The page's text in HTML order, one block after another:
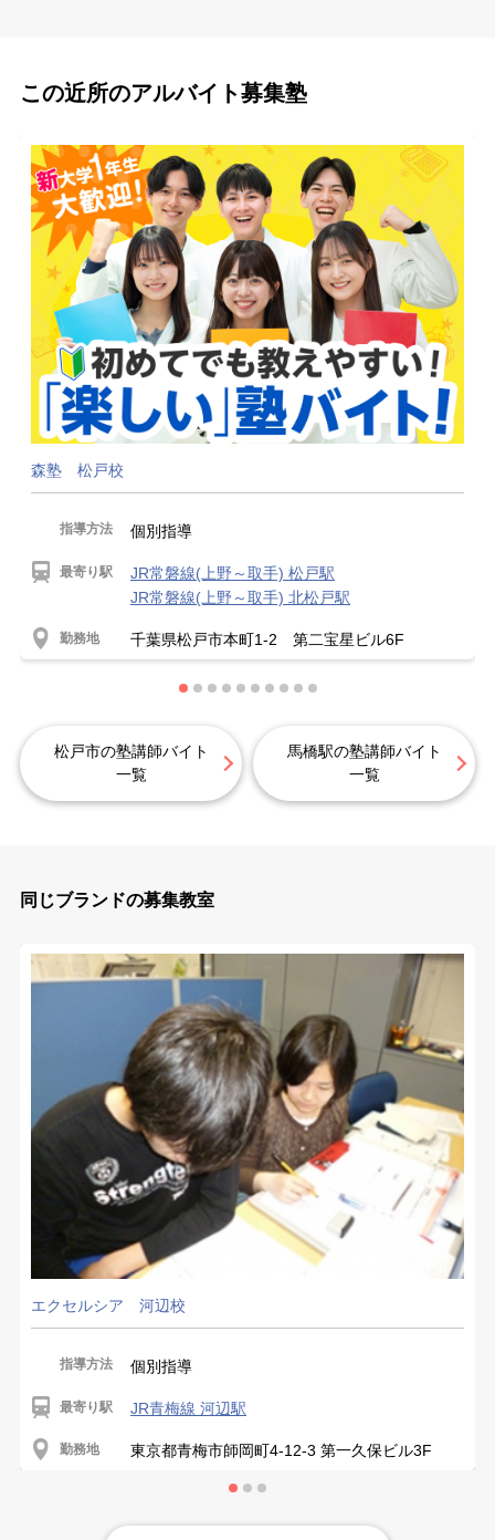
この近所のアルバイト募集塾
森塾 松戸校
指導方法 個別指導
最寄り駅
JR常磐線(上野～取手) 松戸駅
JR常磐線(上野～取手) 北松戸駅
勤務地 千葉県松戸市本町1-2 第二宝星ビル6F
松戸市の塾講師バイト
一覧
馬橋駅の塾講師バイト
一覧
同じブランドの募集教室
エクセルシア 河辺校
指導方法 個別指導
最寄り駅 JR青梅線 河辺駅
勤務地 東京都青梅市師岡町4-12-3 第一久保ビル3F